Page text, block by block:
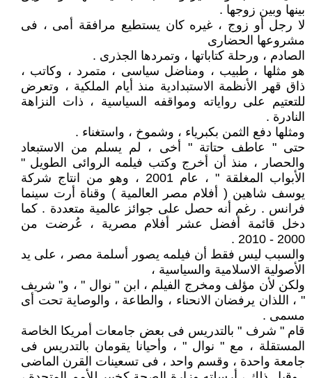
بينها وبين زوجها .
لا رجل أو زوج ، غيره كان يستطيع مرافقة أمى ، فى
مشروعها الحضارى
الصادم ، ورحلة كتاباتها ، وتمردها الجذرى .
هو مثلها ، طبيب ، ومناضل سياسى ، متمرد ، وكاتب ،
ذاق قهر الأنظمة الاستبدادية منذ أيام الملكية ، وتعرض
للتعتيم على رواياته ومواقفه السياسية ، ذات النزاهة
النادرة .
ومثلها دفع الثمن بكبرياء ، وشموخ ، واستغناء .
حتى " عاطف حتاتة " أخى ، لم يسلم من الاستبعاد
والحصار ، منذ أن أخرج وكتب فيلمه الروائى الطويل "
الأبواب المغلقة " ، عام 2001 ، وهو من انتاج شركة
يوسف شاهين ( أفلام مصر العالمية ) وقناة أرت سينما
فرانس . رغم أنه حصل على جوائز عالمية متعددة . كما
دخل قائمة أفضل عشر أفلام مصرية ، عُرضت من
2000 - 2010 .
والسبب ليس فقط أن فيلمه يصور أسلمة مصر ، على يد
الأصولية الاسلامية والسياسية ،
ولكن لأن مؤلف ومخرج الفيلم ، ابن " نوال " ، و" شريف
" ، اللذان يرفضان الانحناء ، والطاعة ، والوصاية تحت أى
مسمى .
قام " شرف " بالتدريس فى بعض جامعات أمريكا الخاصة
المستقلة ، مع " نوال " ، وأحيانا يقومان بالتدريس فى
جامعة واحدة ، وقسم واحد ، فى تسعينات القرن الماضى